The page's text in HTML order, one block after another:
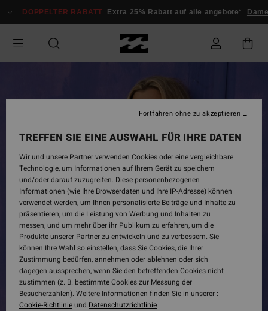
zur
springen
DOPPELTER RABATT Extra 25% Rabatt auf alle angebote* Damen
TREFFEN SIE EINE AUSWAHL FÜR IHRE DATEN
Wir und unsere Partner verwenden Cookies oder eine vergleichbare
Technologie, um Informationen auf Ihrem Gerät zu speichern
und/oder darauf zuzugreifen. Diese personenbezogenen
Informationen (wie Ihre Browserdaten und Ihre IP-Adresse) können
verwendet werden, um Ihnen personalisierte Beiträge und Inhalte zu
präsentieren, um die Leistung von Werbung und Inhalten zu
messen, und um mehr über ihr Publikum zu erfahren, um die
Produkte unserer Partner zu entwickeln und zu verbessern. Sie
können Ihre Wahl so einstellen, dass Sie Cookies, die Ihrer
Zustimmung bedürfen, annehmen oder ablehnen oder sich
dagegen aussprechen, wenn Sie den betreffenden Cookies nicht
zustimmen (z. B. bestimmte Cookies zur Messung der
Besucherzahlen). Weitere Informationen finden Sie in unserer :
Cookie-Richtlinieund Datenschutzrichtlinie
Fortfahren ohne zu akzeptieren